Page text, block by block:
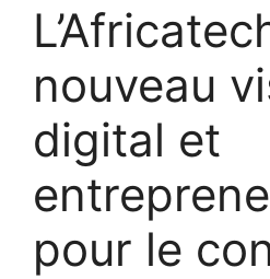
nouveau
digital et
pour le